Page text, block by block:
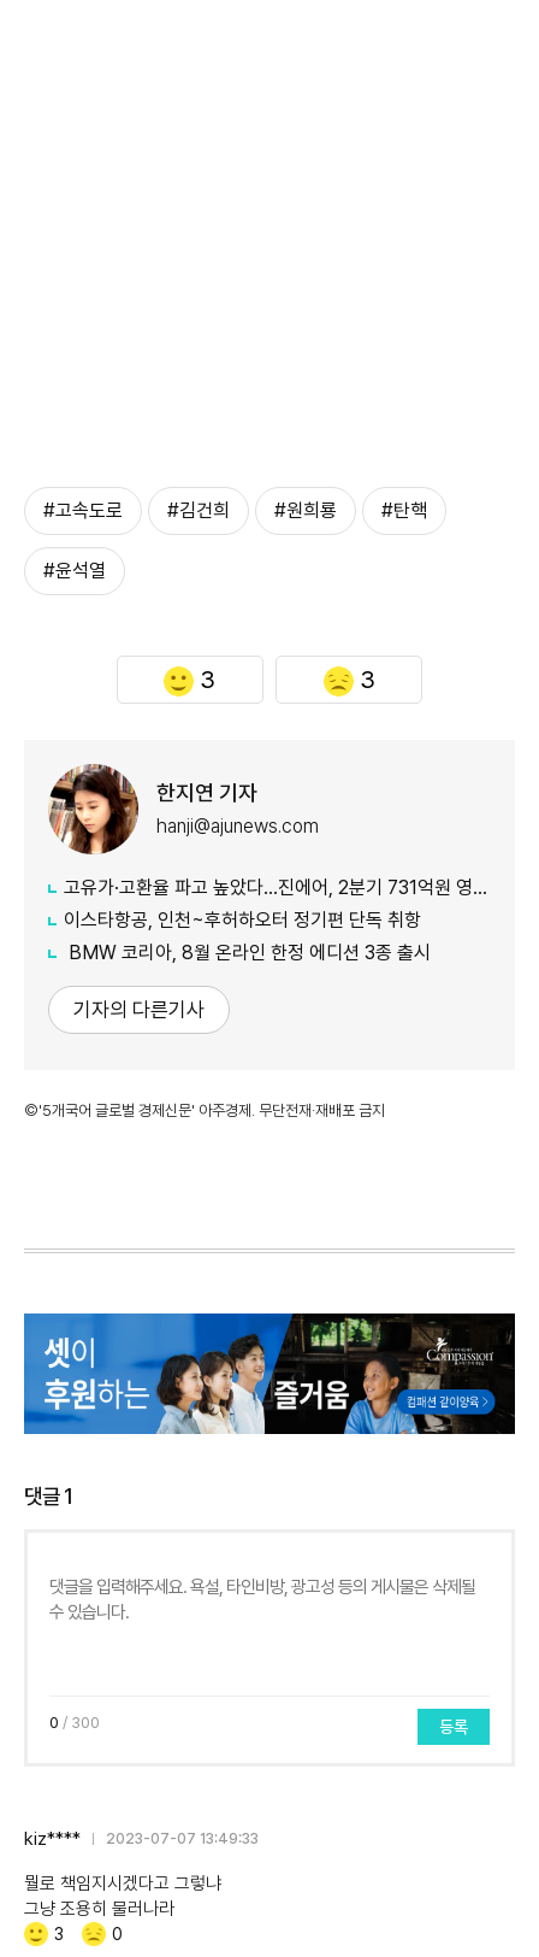
#고속도로 #김건희 #원희룡 #탄핵
#윤석열
3 3
한지연 기자
hanji@ajunews.com
고유가·고환율 파고 높았다…진에어, 2분기 731억원 영업적자
이스타항공, 인천~후허하오터 정기편 단독 취항
BMW 코리아, 8월 온라인 한정 에디션 3종 출시
기자의 다른기사
©'5개국어 글로벌 경제신문' 아주경제. 무단전재·재배포 금지
댓글1
0 / 300 등록
kiz**** 2023-07-07 13:49:33
뭘로 책임지시겠다고 그렇냐
그냥 조용히 물러나라
Like/Dislike
공
3
비
0